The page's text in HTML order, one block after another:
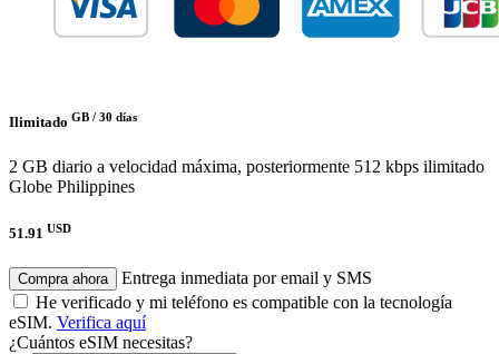
Ilimitado GB / 30 días
2 GB diario a velocidad máxima, posteriormente 512 kbps ilimitado
Globe Philippines
51.91 USD
Compra ahora
Entrega inmediata por email y SMS
He verificado y mi teléfono es compatible con la tecnología
eSIM. Verifica aquí
¿Cuántos eSIM necesitas?